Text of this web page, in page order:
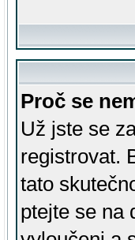
Proč se
Už jste se
registrovat.
tato
ptejte se na